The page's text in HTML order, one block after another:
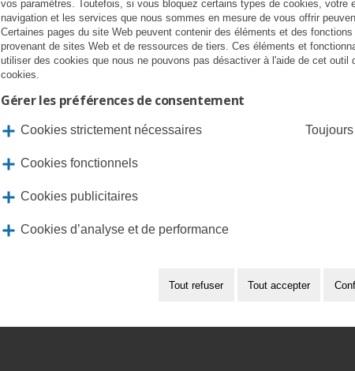
vos paramètres. Toutefois, si vous bloquez certains types de cookies, votre
navigation et les services que nous sommes en mesure de vous offrir
Certaines pages du site Web peuvent contenir des éléments et des fonctions
provenant de sites Web et de ressources de tiers. Ces éléments et
utiliser des cookies que nous ne pouvons pas désactiver à l'aide de cet outil
cookies.
Gérer les préférences de consentement
Cookies strictement nécessaires
Cookies fonctionnels
Cookies publicitaires
Cookies d’analyse et de performance
Tout refuser Tout accepter